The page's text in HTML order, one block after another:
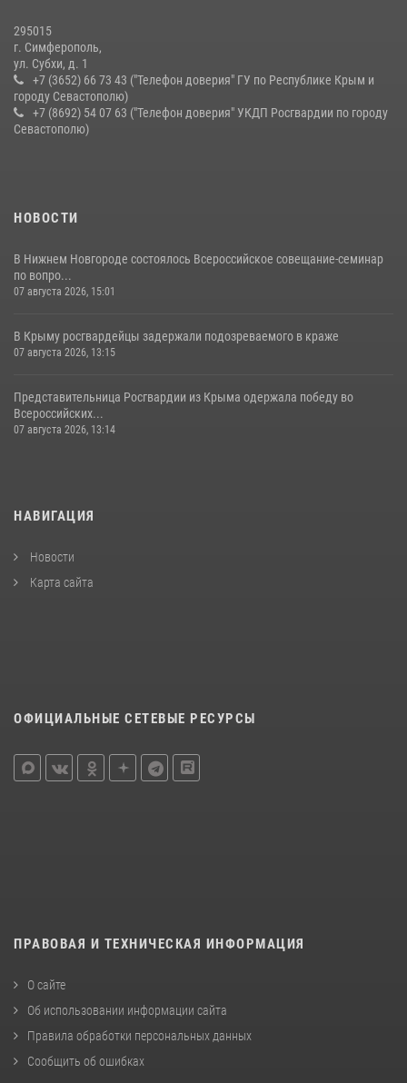
295015
г. Симферополь,
ул. Субхи, д. 1
+7 (3652) 66 73 43 ("Телефон доверия" ГУ по Республике Крым и
городу Севастополю)
+7 (8692) 54 07 63 ("Телефон доверия" УКДП Росгвардии по городу
Севастополю)
НОВОСТИ
В Нижнем Новгороде состоялось Всероссийское совещание-семинар
по вопро...
07 августа 2026, 15:01
В Крыму росгвардейцы задержали подозреваемого в краже
07 августа 2026, 13:15
Представительница Росгвардии из Крыма одержала победу во
Всероссийских...
07 августа 2026, 13:14
НАВИГАЦИЯ
Новости
Карта сайта
ОФИЦИАЛЬНЫЕ СЕТЕВЫЕ РЕСУРСЫ
ПРАВОВАЯ И ТЕХНИЧЕСКАЯ ИНФОРМАЦИЯ
О сайте
Об использовании информации сайта
Правила обработки персональных данных
Сообщить об ошибках